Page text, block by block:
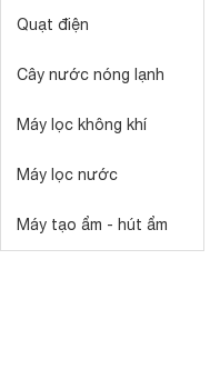
Quạt điện
Cây nước nóng lạnh
Máy lọc không khí
Máy lọc nước
Máy tạo ẩm - hút ẩm